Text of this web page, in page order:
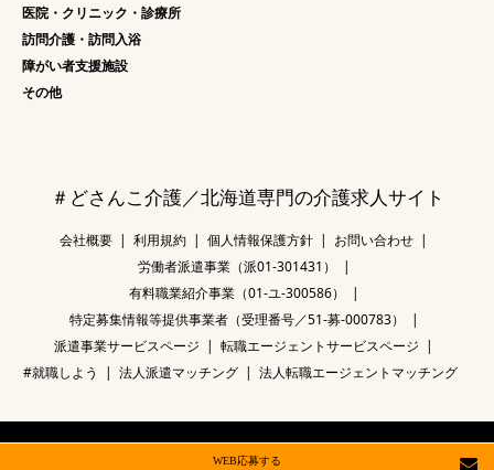
医院・クリニック・診療所
訪問介護・訪問入浴
障がい者支援施設
その他
＃どさんこ介護／北海道専門の介護求人サイト
会社概要 利用規約 個人情報保護方針
お問い合わせ
労働者派遣事業（派01-301431）
有料職業紹介事業（01-ユ-300586）
特定募集情報等提供事業者（受理番号／51-募-000783）
派遣事業サービスページ
転職エージェントサービスページ
#就職しよう
法人派遣マッチング 法人転職エージェントマッチング
©＃どさんこ介護／北海道専門の介護求人サイト. All Rights Reserved.
WEB応募する